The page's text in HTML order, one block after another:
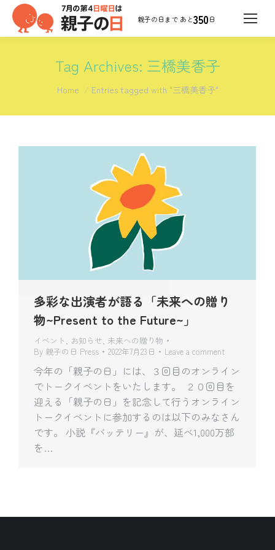
350日
Tag Archives: 三橋美香子
You are here:
Home Entries tagged with "三橋美香子"
多彩な出演者が語る「未来への贈り
物~Present to the Future~」
イベント , お知らせ, 未来への贈り物
By 親子の日 Press 2022年7月23日 Leave a comment
今年の「親子の日」には、３回目のオンライン
でトークイベントをいたします。 ２０回目を
迎える「親子の日」を記念して行うオンライン
トークイベントに参加するのは以下のみなさん
です。 小説『バッテリー』が、延べ1,000万部
を…